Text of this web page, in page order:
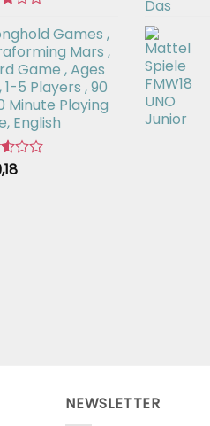
Games ,
Mars ,
Game , Ages
1-5 Players , 90
Minute Playing
English
NEWSLETTER